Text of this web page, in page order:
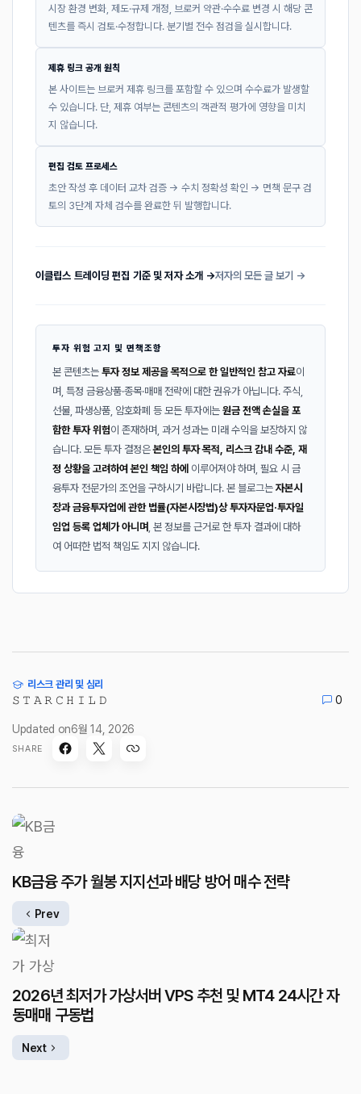
시장 환경 변화, 제도·규제 개정, 브로커 약관·수수료 변경 시 해당 콘
텐츠를 즉시 검토·수정합니다. 분기별 전수 점검을 실시합니다.
제휴 링크 공개 원칙
본 사이트는 브로커 제휴 링크를 포함할 수 있으며 수수료가 발생할
수 있습니다. 단, 제휴 여부는 콘텐츠의 객관적 평가에 영향을 미치
지 않습니다.
편집 검토 프로세스
초안 작성 후 데이터 교차 검증 → 수치 정확성 확인 → 면책 문구 검
토의 3단계 자체 검수를 완료한 뒤 발행합니다.
이클립스 트레이딩 편집 기준 및 저자 소개 →저자의 모든 글 보기 →
투자 위험 고지 및 면책조항
본 콘텐츠는 투자 정보 제공을 목적으로 한 일반적인 참고 자료이
며, 특정 금융상품·종목·매매 전략에 대한 권유가 아닙니다. 주식,
선물, 파생상품, 암호화폐 등 모든 투자에는 원금 전액 손실을 포
함한 투자 위험이 존재하며, 과거 성과는 미래 수익을 보장하지 않
습니다. 모든 투자 결정은본인의 투자 목적, 리스크 감내 수준, 재
정 상황을 고려하여 본인 책임 하에 이루어져야 하며, 필요 시 금
융투자 전문가의 조언을 구하시기 바랍니다. 본 블로그는 자본시
장과 금융투자업에 관한 법률(자본시장법)상 투자자문업·투자일
임업 등록 업체가 아니며 , 본 정보를 근거로 한 투자 결과에 대하
여 어떠한 법적 책임도 지지 않습니다.
리스크 관리 및 심리
𝚂 𝚃 𝙰 𝚁 𝙲 𝙷 𝙸 𝙻 𝙳 0
Updated on6월 14, 2026
SHARE
KB금융 주가 월봉 지지선과 배당 방어 매수 전략
Prev
2026년 최저가 가상서버 VPS 추천 및 MT4 24시간 자
동매매 구동법
Next